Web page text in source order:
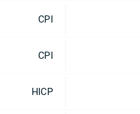
CPI
CPI
HICP